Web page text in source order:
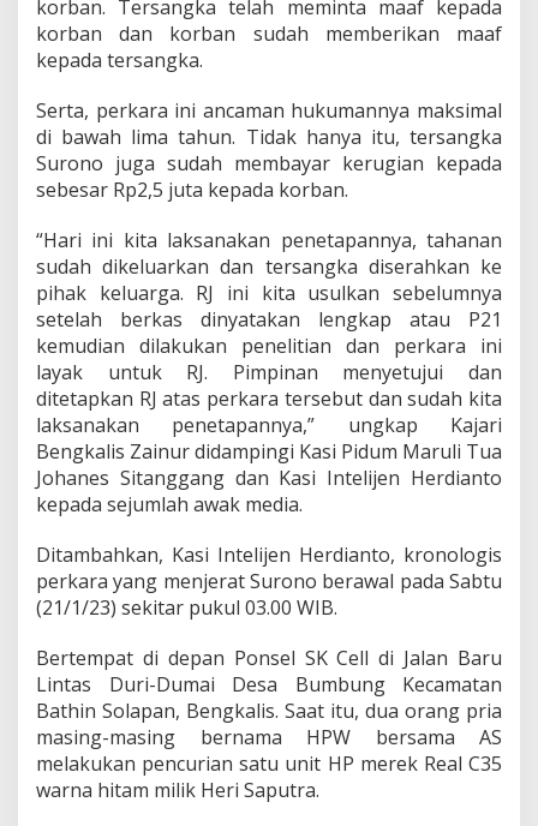
e
n
t
k
a
n
K
a
u
s
P
e
a
d
a
h
H
P
C
u
r
a
n
korban. Tersangka telah meminta maaf kepada
korban dan korban sudah memberikan maaf
kepada tersangka.
Serta, perkara ini ancaman hukumannya maksimal
di bawah lima tahun. Tidak hanya itu, tersangka
Surono juga sudah membayar kerugian kepada
sebesar Rp2,5 juta kepada korban.
“Hari ini kita laksanakan penetapannya, tahanan
sudah dikeluarkan dan tersangka diserahkan ke
pihak keluarga. RJ ini kita usulkan sebelumnya
setelah berkas dinyatakan lengkap atau P21
kemudian dilakukan penelitian dan perkara ini
layak untuk RJ. Pimpinan menyetujui dan
ditetapkan RJ atas perkara tersebut dan sudah kita
laksanakan penetapannya,” ungkap Kajari
Bengkalis Zainur didampingi Kasi Pidum Maruli Tua
Johanes Sitanggang dan Kasi Intelijen Herdianto
kepada sejumlah awak media.
Ditambahkan, Kasi Intelijen Herdianto, kronologis
perkara yang menjerat Surono berawal pada Sabtu
(21/1/23) sekitar pukul 03.00 WIB.
Bertempat di depan Ponsel SK Cell di Jalan Baru
Lintas Duri-Dumai Desa Bumbung Kecamatan
Bathin Solapan, Bengkalis. Saat itu, dua orang pria
masing-masing bernama HPW bersama AS
melakukan pencurian satu unit HP merek Real C35
warna hitam milik Heri Saputra.